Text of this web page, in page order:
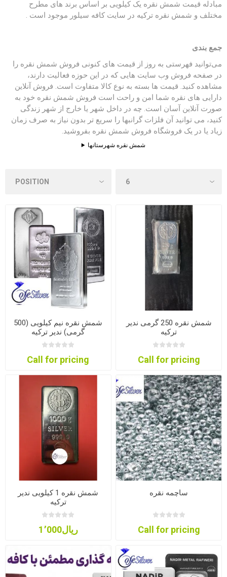
مبادله قیمت شمش نقره یک کیلویی بر اساس برند های مطرح
مختلف و شمش نقره ترکیه در سایت کافه سیلور موجود است .
جمع بندی
می‌توانید فهرستی به ‌روز از قیمت ‌های کنونی فروش شمش نقره را
در صفحه فروش وب سایت هایی که در این حوزه فعالیت دارند،
مشاهده کنید. قیمت ها بسته به نوع کالا متفاوت است. فروش آنلاین
دارایی های نقره شما امن و راحت است فروش شمش نقره خود به
صورت آنلاین آسان است. چه در داخل شهر یا خارج از شهر زندگی
کنید، می ‌توانید آن فلزات گرانبها را سریع ‌تر بدون نیاز به صرف زمان
زیاد یا در یک فروشگاه فروش شمش نقره بفروشید.
شمش نقره شهرستانها
شمش نقره نیم کیلویی (500
گرمی) ندیر ترکیه
Call for pricing
شمش نقره 250 گرمی ندیر
ترکیه
Call for pricing
شمش نقره 1 کیلویی ندیر
ترکیه
ریال1٬000
ساچمه نقره
Call for pricing